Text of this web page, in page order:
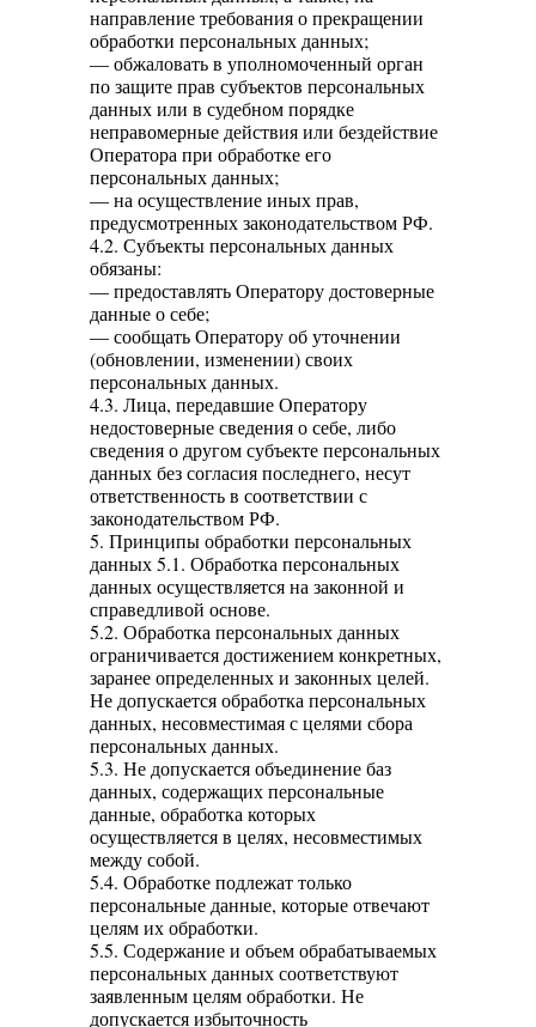
направление требования о прекращении
обработки персональных данных;
— обжаловать в уполномоченный орган
по защите прав субъектов персональных
данных или в судебном порядке
неправомерные действия или бездействие
Оператора при обработке его
персональных данных;
— на осуществление иных прав,
предусмотренных законодательством РФ.
4.2. Субъекты персональных данных
обязаны:
— предоставлять Оператору достоверные
данные о себе;
— сообщать Оператору об уточнении
(обновлении, изменении) своих
персональных данных.
4.3. Лица, передавшие Оператору
недостоверные сведения о себе, либо
сведения о другом субъекте персональных
данных без согласия последнего, несут
ответственность в соответствии с
законодательством РФ.
5. Принципы обработки персональных
данных 5.1. Обработка персональных
данных осуществляется на законной и
справедливой основе.
5.2. Обработка персональных данных
ограничивается достижением конкретных,
заранее определенных и законных целей.
Не допускается обработка персональных
данных, несовместимая с целями сбора
персональных данных.
5.3. Не допускается объединение баз
данных, содержащих персональные
данные, обработка которых
осуществляется в целях, несовместимых
между собой.
5.4. Обработке подлежат только
персональные данные, которые отвечают
целям их обработки.
5.5. Содержание и объем обрабатываемых
персональных данных соответствуют
заявленным целям обработки. Не
допускается избыточность